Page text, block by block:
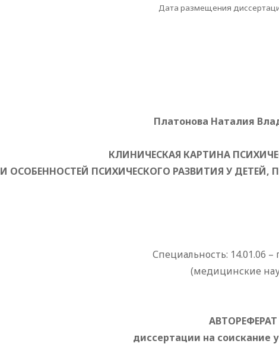
Дата размещения
Платонова Наталия
КЛИНИЧЕСКАЯ КАРТИНА
И ОСОБЕННОСТЕЙ ПСИХИЧЕСКОГО РАЗВИТИЯ У
Специальность: 14.01.06 –
(медицинские
АВТОРЕФЕРАТ
диссертации на соискание